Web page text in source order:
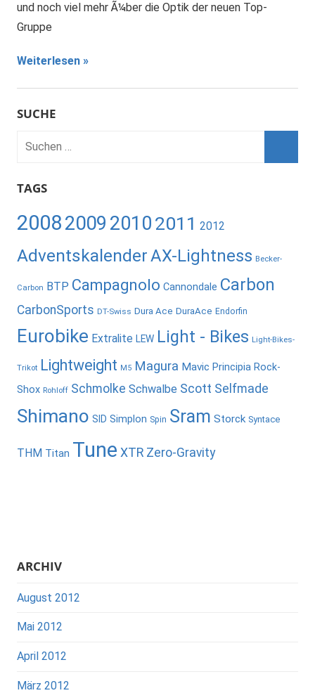
und noch viel mehr Ã¼ber die Optik der neuen Top-
Gruppe
Weiterlesen
SUCHE
TAGS
20082009 20102011 2012
Adventskalender AX-Lightness Becker-
Carbon BTP Campagnolo Cannondale Carbon
CarbonSports DT-Swiss Dura Ace DuraAce Endorfin
Eurobike Extralite LEW Light - Bikes Light-Bikes-
Trikot Lightweight M5 Magura Mavic Principia Rock-
Shox Rohloff Schmolke Schwalbe Scott Selfmade
Shimano SID Simplon Spin Sram Storck Syntace
THM Titan Tune XTR Zero-Gravity
ARCHIV
August 2012
Mai 2012
April 2012
März 2012